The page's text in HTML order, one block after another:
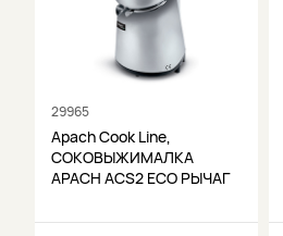
29965
Apach Cook Line,
СОКОВЫЖИМАЛКА
APACH ACS2 ECO РЫЧАГ